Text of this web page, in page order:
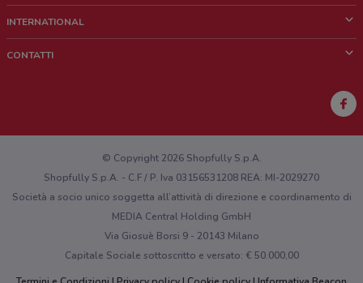
Chi siamo
Lavora con noi
Richieste commerciali e marketing
INTERNATIONAL
CONTATTI
Hai un malfunzionamento sul web o sull'app?
© Copyright 2026 Shopfully S.p.A.
Shopfully S.p.A. - C.F / P. Iva 03156531208 REA: MI-2029270
Società a socio unico soggetta all’attività di direzione e coordinamento di
MEDIA Central Holding GmbH
Via Giosuè Borsi 9 - 20143 Milano
Capitale Sociale sottoscritto e versato: € 50.000,00